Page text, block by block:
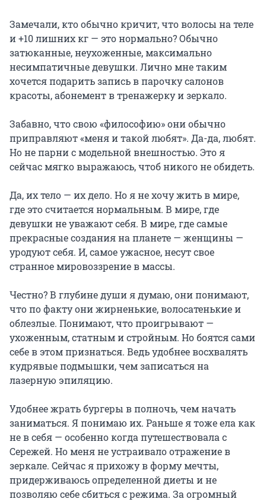
Замечали, кто обычно кричит, что волосы на теле
и +10 лишних кг — это нормально? Обычно
затюканные, неухоженные, максимально
несимпатичные девушки. Лично мне таким
хочется подарить запись в парочку салонов
красоты, абонемент в тренажерку и зеркало.
Забавно, что свою «философию» они обычно
приправляют «меня и такой любят». Да-да, любят.
Но не парни с модельной внешностью. Это я
сейчас мягко выражаюсь, чтоб никого не обидеть.
Да, их тело — их дело. Но я не хочу жить в мире,
где это считается нормальным. В мире, где
девушки не уважают себя. В мире, где самые
прекрасные создания на планете — женщины —
уродуют себя. И, самое ужасное, несут свое
странное мировоззрение в массы.
Честно? В глубине души я думаю, они понимают,
что по факту они жирненькие, волосатенькие и
облезлые. Понимают, что проигрывают —
ухоженным, статным и стройным. Но боятся сами
себе в этом признаться. Ведь удобнее восхвалять
кудрявые подмышки, чем записаться на
лазерную эпиляцию.
Удобнее жрать бургеры в полночь, чем начать
заниматься. Я понимаю их. Раньше я тоже ела как
не в себя — особенно когда путешествовала с
Сережей. Но меня не устраивало отражение в
зеркале. Сейчас я прихожу в форму мечты,
придерживаюсь определенной диеты и не
позволяю себе сбиться с режима. За огромный